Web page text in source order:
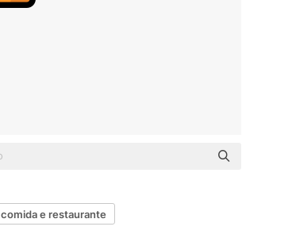
comida e restaurante